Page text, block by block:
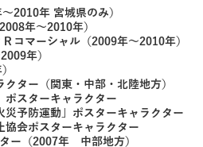
2010年 宮城県のみ）
年～2010年）
コマーシャル（2009年～2010年）
年）
ター（関東・中部・北陸地方）
ポスターキャラクター
予防運動」ポスターキャラクター
会ポスターキャラクター
ー（2007年 中部地方）